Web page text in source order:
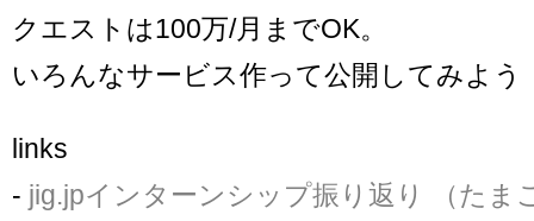
クエストは100万/月までOK。
いろんなサービス作って公開してみよう
links
- jig.jpインターンシップ振り返り （たま